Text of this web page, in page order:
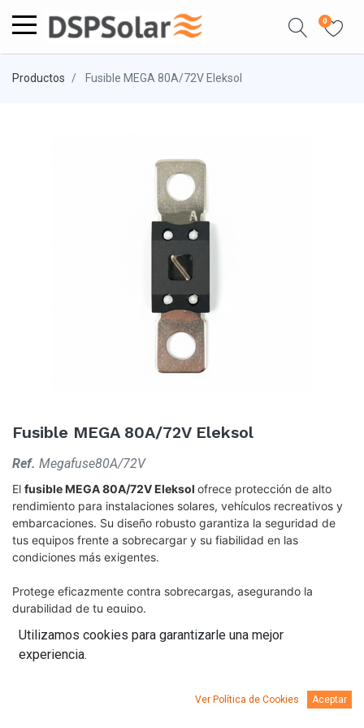
0
Productos Fusible MEGA 80A/72V Eleksol
Fusible MEGA 80A/72V Eleksol
Ref. Megafuse80A/72V
El fusible MEGA 80A/72V Eleksol ofrece protección de alto
rendimiento para instalaciones solares, vehículos recreativos y
embarcaciones. Su diseño robusto garantiza la seguridad de
tus equipos frente a sobrecargar y su fiabilidad en las
condiciones más exigentes.
Protege eficazmente contra sobrecargas, asegurando la
durabilidad de tu equipo.
Utilizamos cookies para garantizarle una mejor
experiencia.
Ver Política de Cookies Aceptar